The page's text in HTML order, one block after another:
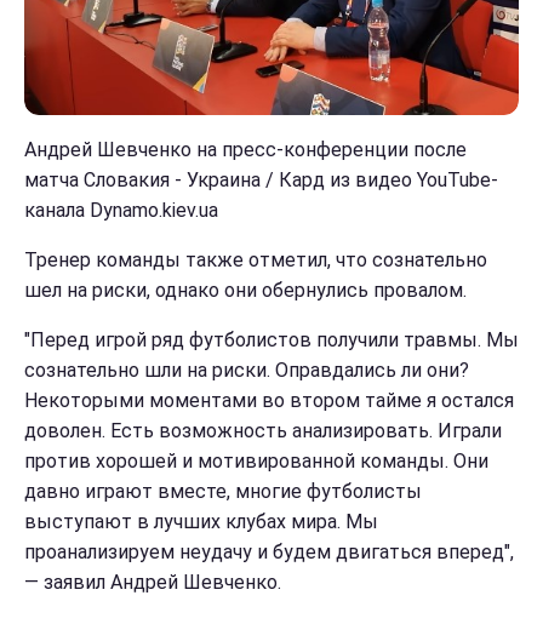
Андрей Шевченко на пресс-конференции после
матча Словакия - Украина / Кард из видео YouTube-
канала Dynamo.kiev.ua
Тренер команды также отметил, что сознательно
шел на риски, однако они обернулись провалом.
"Перед игрой ряд футболистов получили травмы. Мы
сознательно шли на риски. Оправдались ли они?
Некоторыми моментами во втором тайме я остался
доволен. Есть возможность анализировать. Играли
против хорошей и мотивированной команды. Они
давно играют вместе, многие футболисты
выступают в лучших клубах мира. Мы
проанализируем неудачу и будем двигаться вперед",
— заявил Андрей Шевченко.